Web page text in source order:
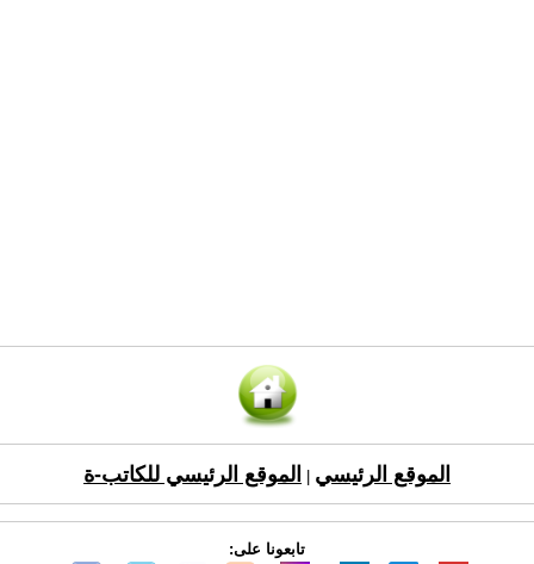
الموقع الرئيسي الموقع الرئيسي للكاتب-ة
تابعونا على: